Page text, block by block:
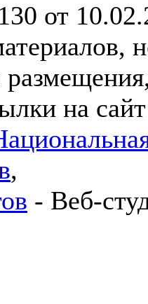
от
на
,
- Веб-